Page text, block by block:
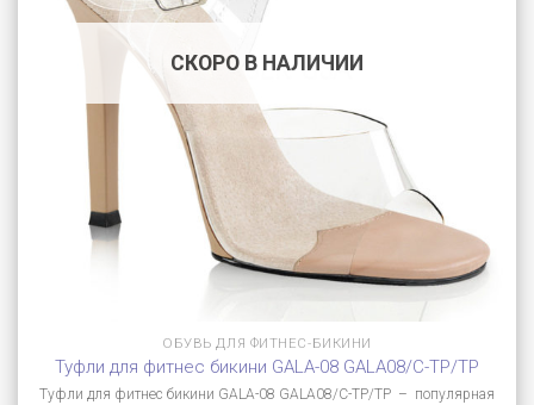
СКОРО В НАЛИЧИИ
ОБУВЬ ДЛЯ ФИТНЕС-БИКИНИ
Туфли для фитнес бикини GALA-08 GALA08/C-TP/TP
Туфли для фитнес бикини GALA-08 GALA08/C-TP/TP – популярная